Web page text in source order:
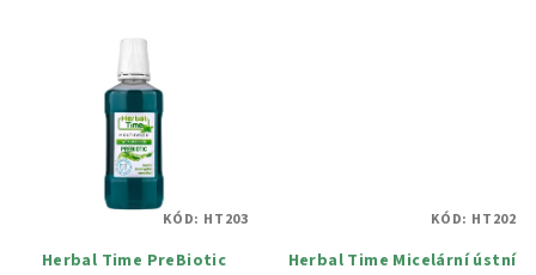
Herbal Time PreBiotic
KÓD: HT203
Herbal Time Micelární ústní
KÓD: HT202